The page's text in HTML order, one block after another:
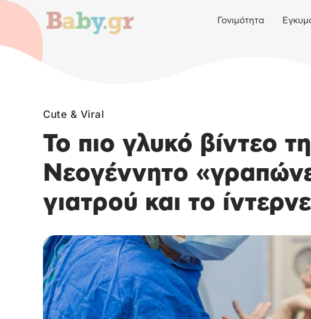
Γονιμότητα
Cute & Viral
Το πιο γλυκό βίντεο
Νεογέννητο
γιατρού και το